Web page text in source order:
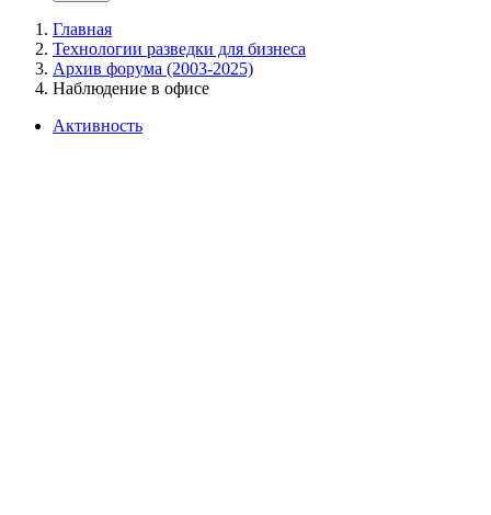
Главная
Технологии разведки для бизнеса
Архив форума (2003-2025)
Наблюдение в офисе
Активность